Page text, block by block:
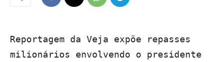
Reportagem da Veja expõe repasses
milionários envolvendo o presidente